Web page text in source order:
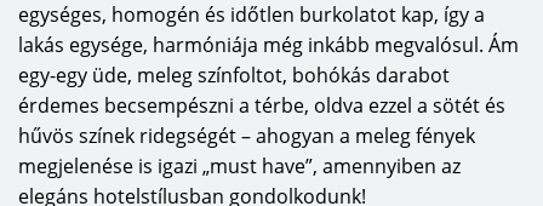
egységes, homogén és időtlen burkolatot kap, így a
lakás egysége, harmóniája még inkább megvalósul. Ám
egy-egy üde, meleg színfoltot, bohókás darabot
érdemes becsempészni a térbe, oldva ezzel a sötét és
hűvös színek ridegségét – ahogyan a meleg fények
megjelenése is igazi „must have”, amennyiben az
elegáns hotelstílusban gondolkodunk!